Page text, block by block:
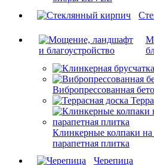
Вибропрессованная
Клинкерные колпаки
парапетная плитка
Черепица